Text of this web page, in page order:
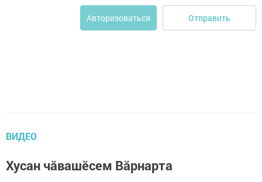
Авторизоваться Отправить
ВИДЕО
Хусан чăвашӗсем Вăрнарта